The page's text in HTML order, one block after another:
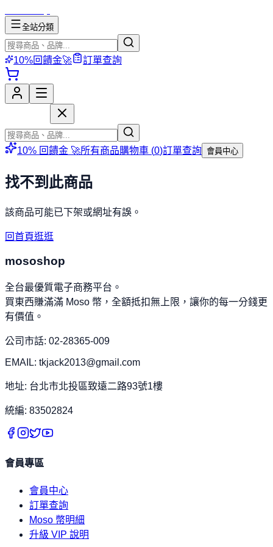
全站分類
10%回饋金🚀 訂單查詢
10% 回饋金 🚀所有商品購物車 (0)訂單查詢 會員中心
找不到此商品
該商品可能已下架或網址有誤。
回首頁逛逛
mososhop
全台最優質電子商務平台。
買東西賺滿滿 Moso 幣，全額抵扣無上限，讓你的每一分錢更
有價值。
公司市話: 02-28365-009
EMAIL: tkjack2013@gmail.com
地址: 台北市北投區致遠二路93號1樓
統編: 83502824
會員專區
會員中心
訂單查詢
Moso 幣明細
升級 VIP 說明